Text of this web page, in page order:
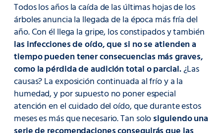
Todos los años la caída de las últimas hojas de los
árboles anuncia la llegada de la época más fría del
año. Con él llega la gripe, los constipados y también
las infecciones de oído, que si no se atienden a
tiempo pueden tener consecuencias más graves,
como la pérdida de audición total o parcial.¿Las
causas? La exposición continuada al frío y a la
humedad, y por supuesto no poner especial
atención en el cuidado del oído, que durante estos
meses es más que necesario. Tan solosiguiendo una